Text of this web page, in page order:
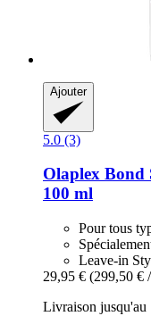
Ajouter
5.0 (3)
Olaplex Bond
100 ml
Pour tous
Leave-in
29,95 € (299,50 €
Livraison jusqu'au